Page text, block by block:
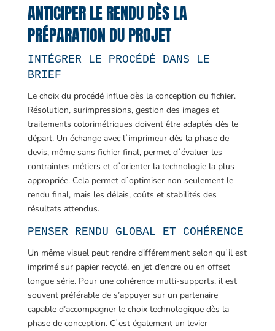
ANTICIPER LE RENDU DÈS LA
PRÉPARATION DU PROJET
INTÉGRER LE PROCÉDÉ DANS LE
BRIEF
Le choix du procédé influe dès la conception du fichier.
Résolution, surimpressions, gestion des images et
traitements colorimétriques doivent être adaptés dès le
départ. Un échange avec lʼimprimeur dès la phase de
devis, même sans fichier final, permet dʼévaluer les
contraintes métiers et dʼorienter la technologie la plus
appropriée. Cela permet dʼoptimiser non seulement le
rendu final, mais les délais, coûts et stabilités des
résultats attendus.
PENSER RENDU GLOBAL ET COHÉRENCE
Un même visuel peut rendre différemment selon quʼil est
imprimé sur papier recyclé, en jet d’encre ou en offset
longue série. Pour une cohérence multi-supports, il est
souvent préférable de s’appuyer sur un partenaire
capable d’accompagner le choix technologique dès la
phase de conception. Cʼest également un levier